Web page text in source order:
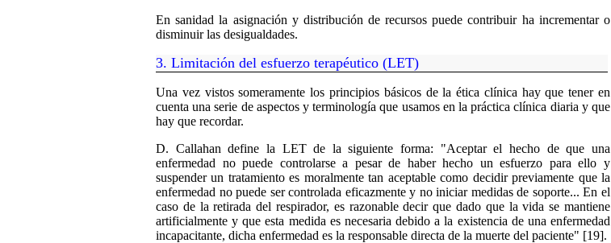
En sanidad la asignación y distribución de recursos puede contribuir ha incrementar o
disminuir las desigualdades.
3. Limitación del esfuerzo terapéutico (LET)
Una vez vistos someramente los principios básicos de la ética clínica hay que tener en
cuenta una serie de aspectos y terminología que usamos en la práctica clínica diaria y que
hay que recordar.
D. Callahan define la LET de la siguiente forma: "Aceptar el hecho de que una
enfermedad no puede controlarse a pesar de haber hecho un esfuerzo para ello y
suspender un tratamiento es moralmente tan aceptable como decidir previamente que la
enfermedad no puede ser controlada eficazmente y no iniciar medidas de soporte... En el
caso de la retirada del respirador, es razonable decir que dado que la vida se mantiene
artificialmente y que esta medida es necesaria debido a la existencia de una enfermedad
incapacitante, dicha enfermedad es la responsable directa de la muerte del paciente" [19].